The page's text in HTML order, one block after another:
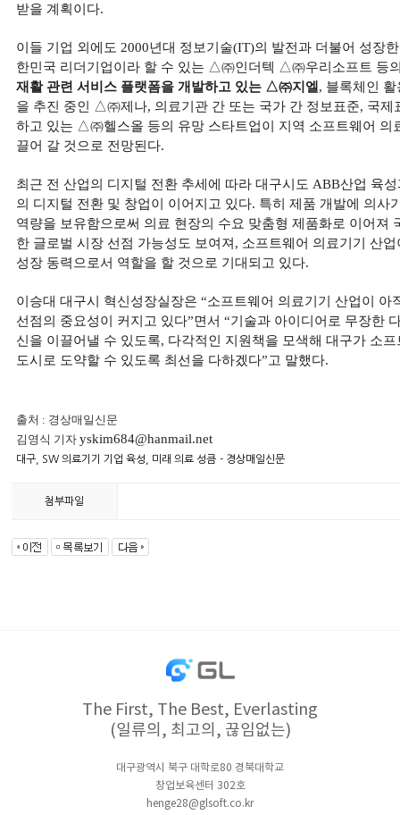
받을 계획이다.
이들 기업 외에도 2000년대 정보기술(IT)의 발전과 더불어 성장
한민국 리더기업이라 할 수 있는 △㈜인더텍 △㈜우리소프트 등
재활 관련 서비스 플랫폼을 개발하고 있는 △㈜지엘, 블록체인
을 추진 중인 △㈜제나, 의료기관 간 또는 국가 간 정보표준, 국제
하고 있는 △㈜헬스올 등의 유망 스타트업이 지역 소프트웨어 의
끌어 갈 것으로 전망된다.
최근 전 산업의 디지털 전환 추세에 따라 대구시도 ABB산업 육
의 디지털 전환 및 창업이 이어지고 있다. 특히 제품 개발에 의사
역량을 보유함으로써 의료 현장의 수요 맞춤형 제품화로 이어져
한 글로벌 시장 선점 가능성도 보여져, 소프트웨어 의료기기 산
성장 동력으로서 역할을 할 것으로 기대되고 있다.
이승대 대구시 혁신성장실장은 “소프트웨어 의료기기 산업이 아
선점의 중요성이 커지고 있다”면서 “기술과 아이디어로 무장한
신을 이끌어낼 수 있도록, 다각적인 지원책을 모색해 대구가 소
도시로 도약할 수 있도록 최선을 다하겠다”고 말했다.
출처 : 경상매일신문
김영식 기자 yskim684@hanmail.net
대구, SW 의료기기 기업 육성, 미래 의료 성큼 - 경상매일신문
첨부파일
The First, The Best, Everlasting
(일류의, 최고의, 끊임없는)
대구광역시 북구 대학로80 경북대학교
창업보육센터 302호
henge28@glsoft.co.kr